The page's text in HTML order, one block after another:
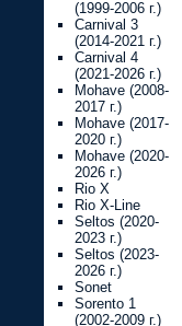
(1999-2006 г.)
Carnival 3
(2014-2021 г.)
Carnival 4
(2021-2026 г.)
Mohave (2008-
2017 г.)
Mohave (2017-
2020 г.)
Mohave (2020-
2026 г.)
Rio X
Rio X-Line
Seltos (2020-
2023 г.)
Seltos (2023-
2026 г.)
Sonet
Sorento 1
(2002-2009 г.)